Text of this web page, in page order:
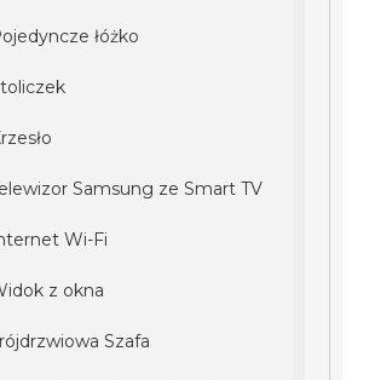
łóżko
Samsung ze Smart TV
Wi-Fi
z okna
Szafa